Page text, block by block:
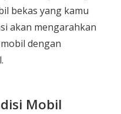
bekas yang kamu
akan mengarahkan
dengan
Mobil